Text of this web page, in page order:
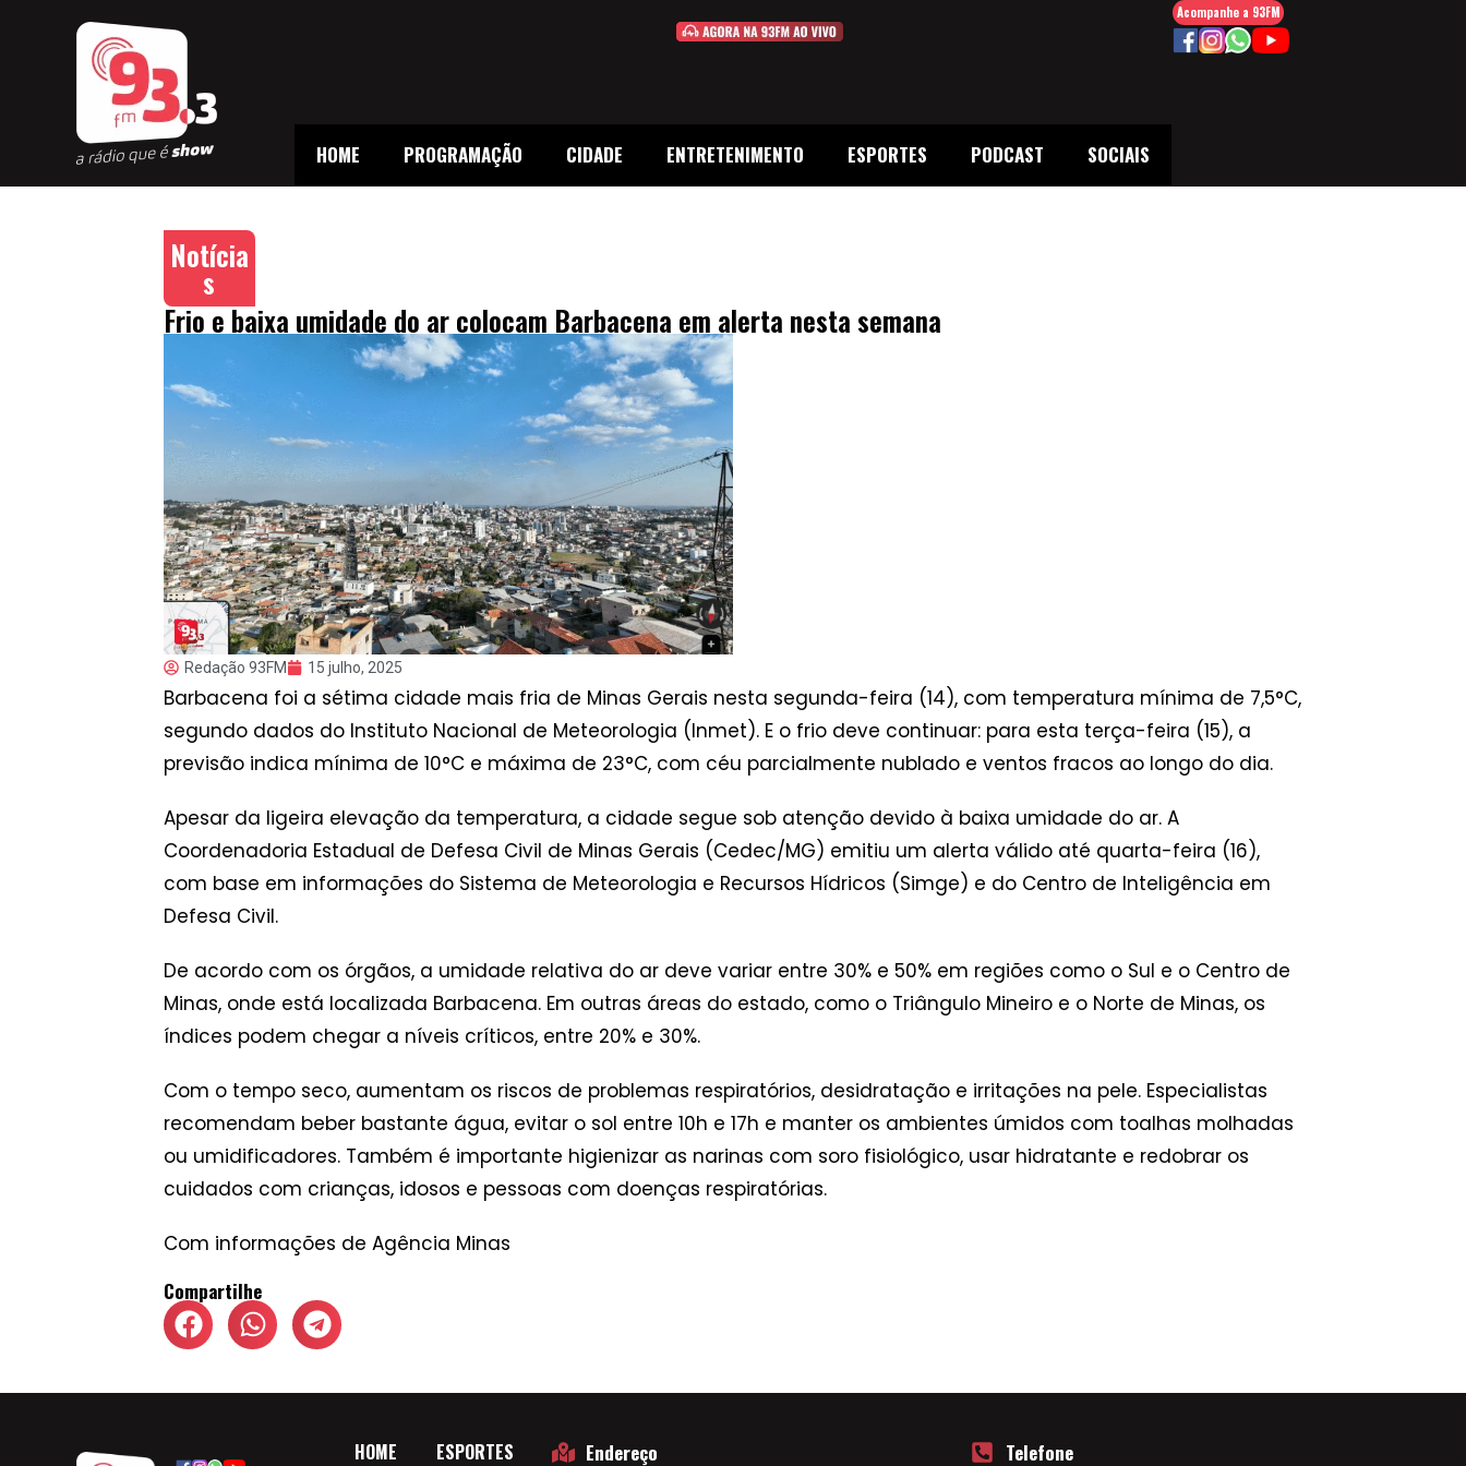
HOME PROGRAMAÇÃO CIDADE ENTRETENIMENTO ESPORTES PODCAST SOCIAIS
Acompanhe a 93FM
Notícia
s
Frio e baixa umidade do ar colocam Barbacena em alerta nesta semana
Redação 93FM 15 julho, 2025
Barbacena foi a sétima cidade mais fria de Minas Gerais nesta segunda-feira (14), com temperatura mínima de 7,5°C,
segundo dados do Instituto Nacional de Meteorologia (Inmet). E o frio deve continuar: para esta terça-feira (15), a
previsão indica mínima de 10°C e máxima de 23°C, com céu parcialmente nublado e ventos fracos ao longo do dia.
Apesar da ligeira elevação da temperatura, a cidade segue sob atenção devido à baixa umidade do ar. A
Coordenadoria Estadual de Defesa Civil de Minas Gerais (Cedec/MG) emitiu um alerta válido até quarta-feira (16),
com base em informações do Sistema de Meteorologia e Recursos Hídricos (Simge) e do Centro de Inteligência em
Defesa Civil.
De acordo com os órgãos, a umidade relativa do ar deve variar entre 30% e 50% em regiões como o Sul e o Centro de
Minas, onde está localizada Barbacena. Em outras áreas do estado, como o Triângulo Mineiro e o Norte de Minas, os
índices podem chegar a níveis críticos, entre 20% e 30%.
Com o tempo seco, aumentam os riscos de problemas respiratórios, desidratação e irritações na pele. Especialistas
recomendam beber bastante água, evitar o sol entre 10h e 17h e manter os ambientes úmidos com toalhas molhadas
ou umidificadores. Também é importante higienizar as narinas com soro fisiológico, usar hidratante e redobrar os
cuidados com crianças, idosos e pessoas com doenças respiratórias.
Com informações de Agência Minas
Compartilhe
HOME ESPORTES Endereço Telefone